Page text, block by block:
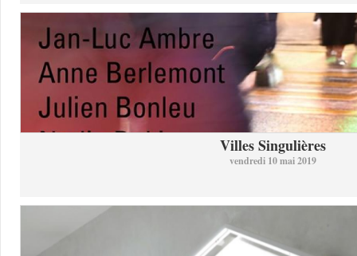
Villes Singulières
vendredi 10 mai 2019